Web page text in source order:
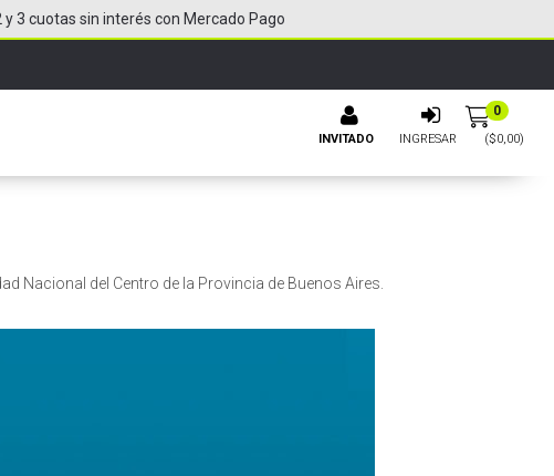
INVITADO INGRESAR
0
($0,00)
3 cuotas sin interés con Mercado Pago
Nacional del Centro de la Provincia de Buenos Aires.